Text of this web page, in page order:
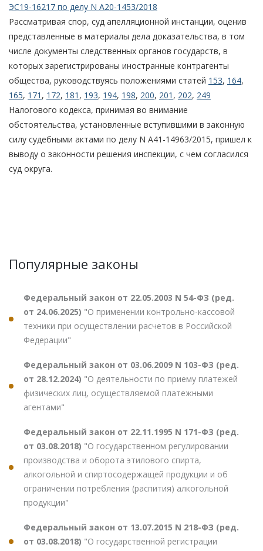
ЭС19-16217 по делу N А20-1453/2018
Рассматривая спор, суд апелляционной инстанции, оценив
представленные в материалы дела доказательства, в том
числе документы следственных органов государств, в
которых зарегистрированы иностранные контрагенты
общества, руководствуясь положениями статей 153, 164,
165, 171 , 172, 181 , 193, 194, 198, 200, 201 , 202, 249
Налогового кодекса, принимая во внимание
обстоятельства, установленные вступившими в законную
силу судебными актами по делу N А41-14963/2015, пришел к
выводу о законности решения инспекции, с чем согласился
суд округа.
Популярные законы
Федеральный закон от 22.05.2003 N 54-ФЗ (ред.
от 24.06.2025) "О применении контрольно-кассовой
техники при осуществлении расчетов в Российской
Федерации"
Федеральный закон от 03.06.2009 N 103-ФЗ (ред.
от 28.12.2024) "О деятельности по приему платежей
физических лиц, осуществляемой платежными
агентами"
Федеральный закон от 22.11.1995 N 171-ФЗ (ред.
от 03.08.2018) "О государственном регулировании
производства и оборота этилового спирта,
алкогольной и спиртосодержащей продукции и об
ограничении потребления (распития) алкогольной
продукции"
Федеральный закон от 13.07.2015 N 218-ФЗ (ред.
от 03.08.2018) "О государственной регистрации